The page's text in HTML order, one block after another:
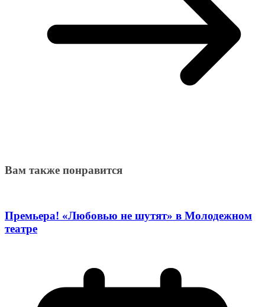
Вам также понравится
Премьера! «Любовью не шутят» в Молодежном
театре